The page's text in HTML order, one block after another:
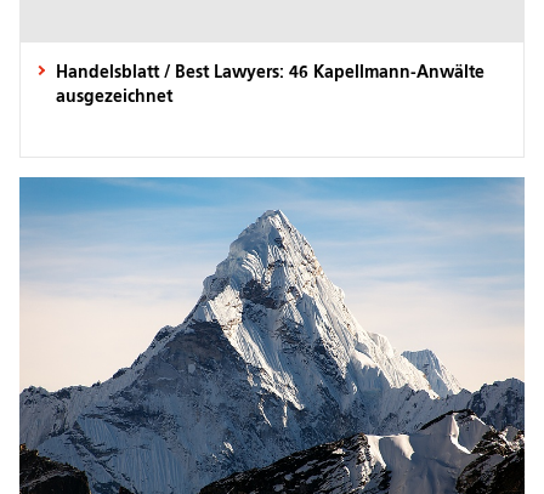
Handelsblatt / Best Lawyers: 46 Kapellmann-Anwälte
ausgezeichnet